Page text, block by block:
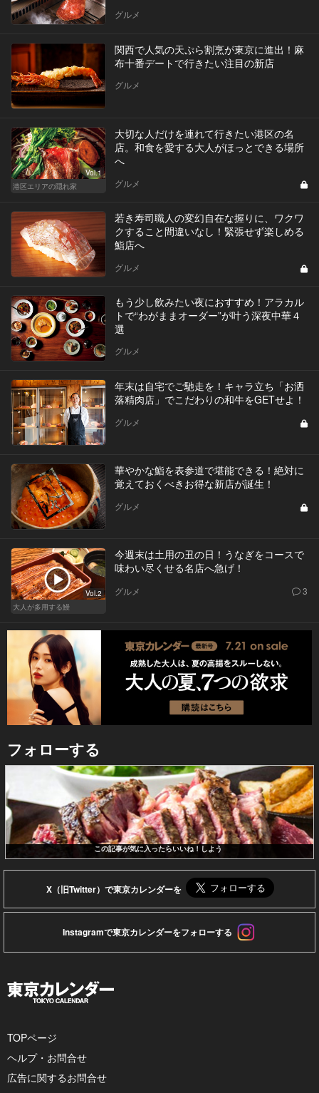
グルメ
関西で人気の天ぷら割烹が東京に進出！麻
布十番デートで行きたい注目の新店
グルメ
Vol.1
港区エリアの隠れ家
大切な人だけを連れて行きたい港区の名
店。和食を愛する大人がほっとできる場所
へ
グルメ
若き寿司職人の変幻自在な握りに、ワクワ
クすること間違いなし！緊張せず楽しめる
鮨店へ
グルメ
もう少し飲みたい夜におすすめ！アラカル
トで“わがままオーダー”が叶う深夜中華４
選
グルメ
年末は自宅でご馳走を！キャラ立ち「お洒
落精肉店」でこだわりの和牛をGETせよ！
グルメ
華やかな鮨を表参道で堪能できる！絶対に
覚えておくべきお得な新店が誕生！
グルメ
Vol.2
大人が多用する鰻
今週末は土用の丑の日！うなぎをコースで
味わい尽くせる名店へ急げ！
グルメ 3
フォローする
この記事が気に入ったらいいね！しよう
X（旧Twitter）で東京カレンダーを
Instagramで東京カレンダーをフォローする
TOPページ
ヘルプ・お問合せ
広告に関するお問合せ